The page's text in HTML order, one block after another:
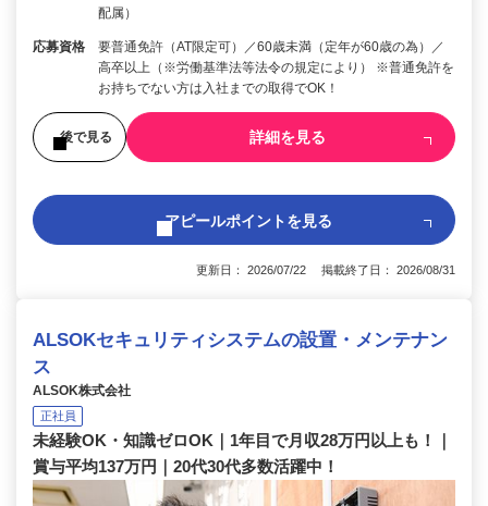
配属）
応募資格
要普通免許（AT限定可）／60歳未満（定年が60歳の為）／
高卒以上（※労働基準法等法令の規定により） ※普通免許を
お持ちでない方は入社までの取得でOK！
後で見る 詳細を見る
アピールポイントを見る
更新日： 2026/07/22 掲載終了日： 2026/08/31
ALSOKセキュリティシステムの設置・メンテナン
ス
ALSOK株式会社
正社員
未経験OK・知識ゼロOK｜1年目で月収28万円以上も！｜
賞与平均137万円｜20代30代多数活躍中！